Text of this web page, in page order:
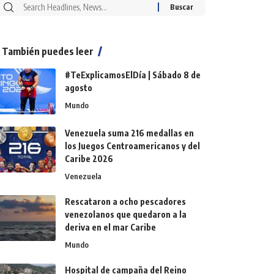
También puedes leer
#TeExplicamosElDía | Sábado 8 de
agosto
Mundo
Venezuela suma 216 medallas en
los Juegos Centroamericanos y del
Caribe 2026
Venezuela
Rescataron a ocho pescadores
venezolanos que quedaron a la
deriva en el mar Caribe
Mundo
Hospital de campaña del Reino